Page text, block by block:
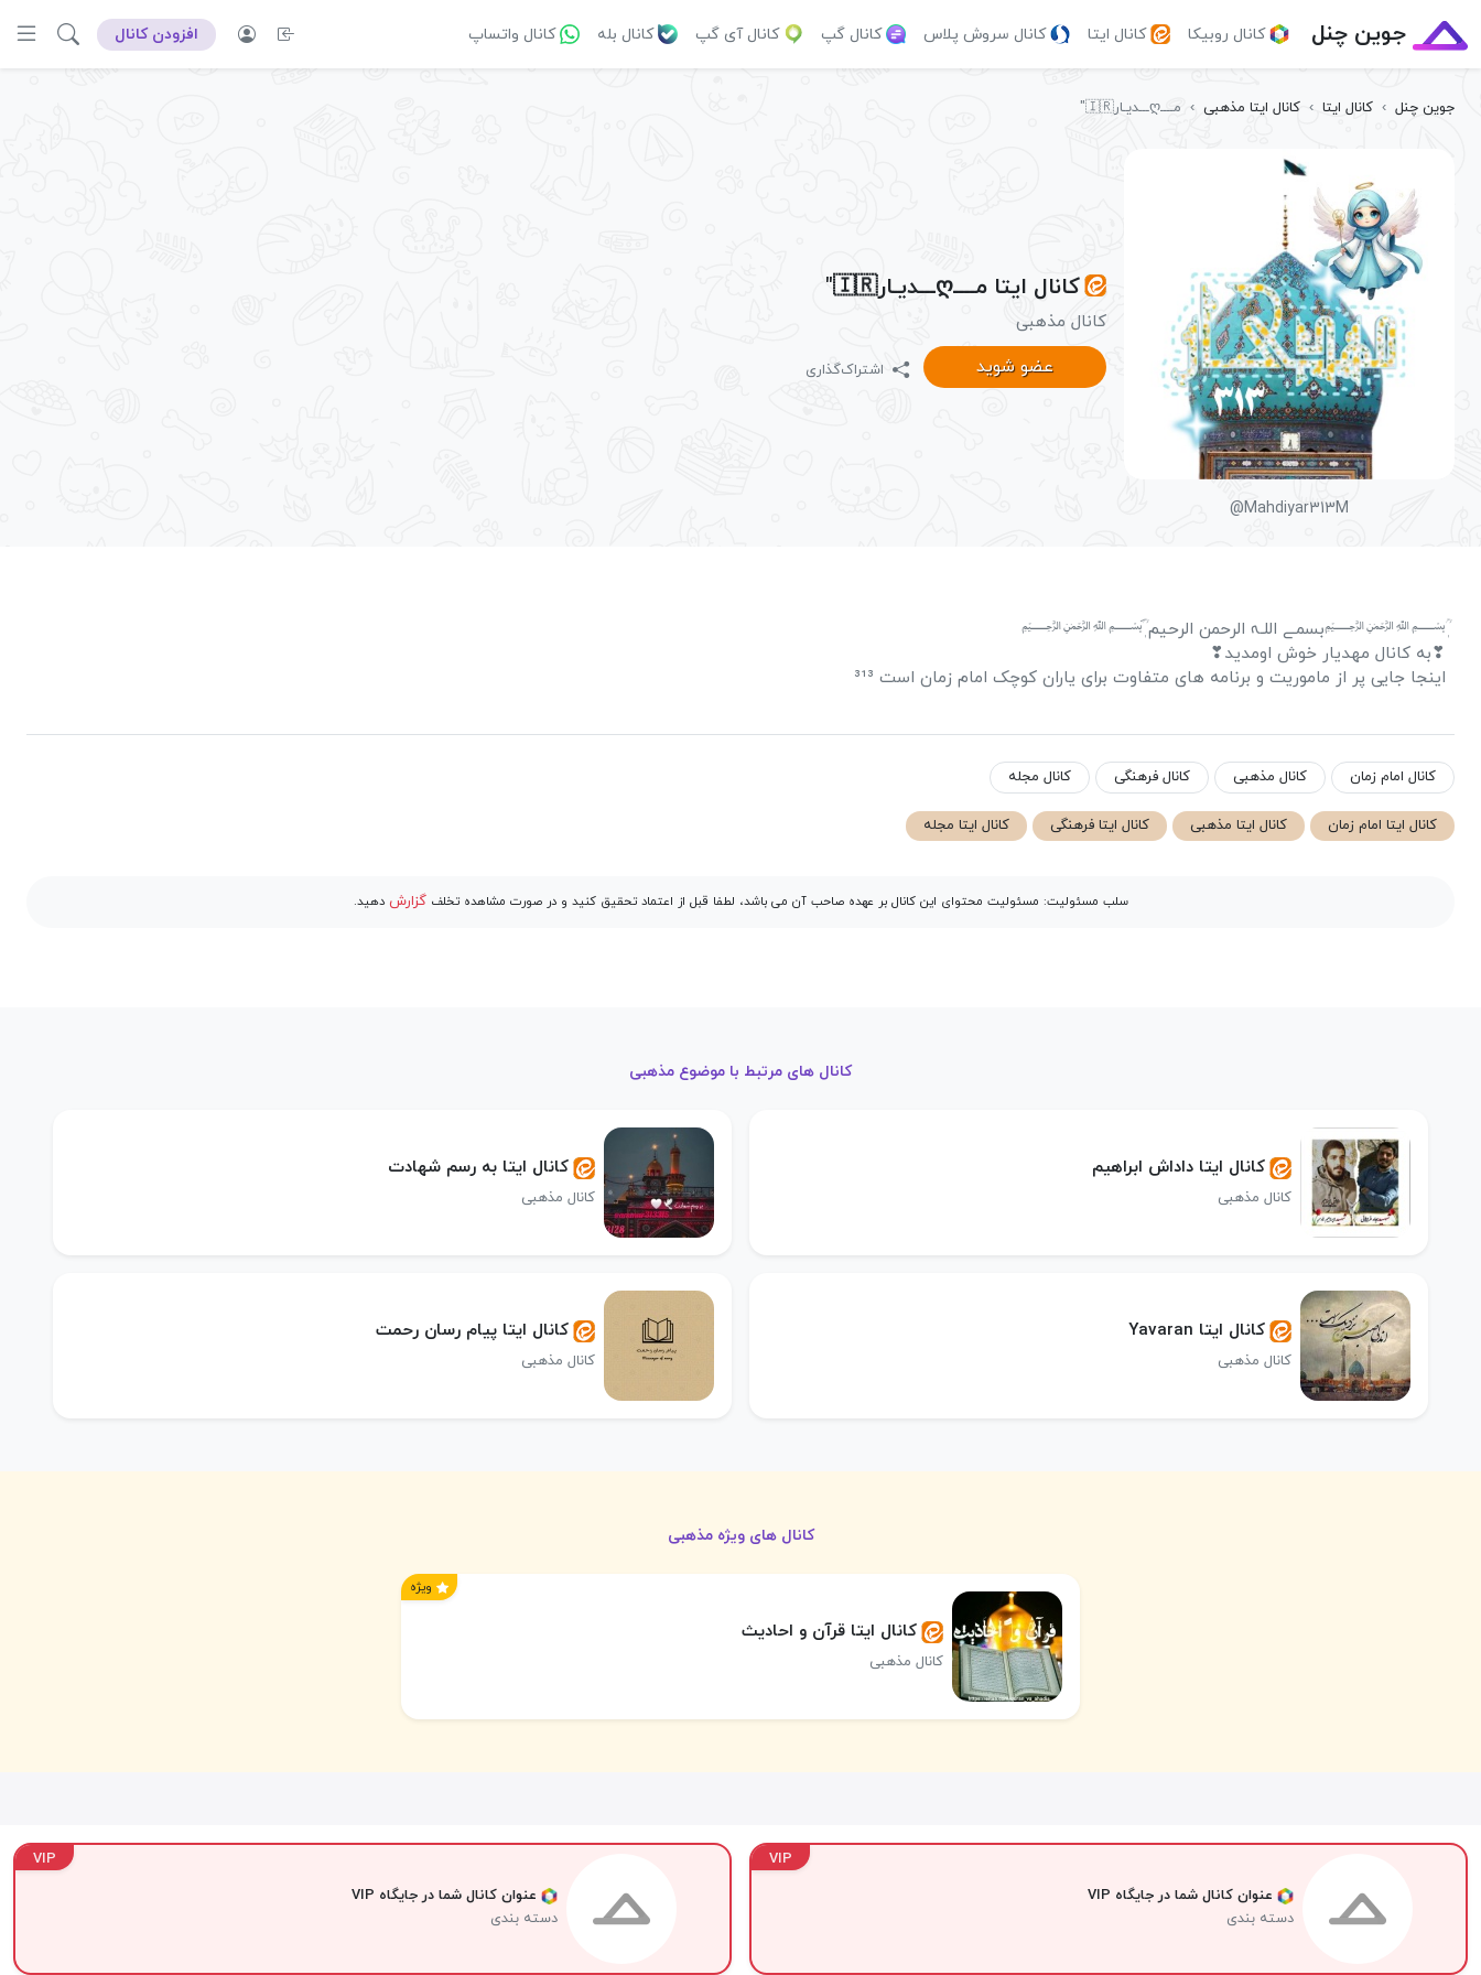
جوین چنل کانال روبیکا کانال ایتا کانال سروش پلاس کانال گپ کانال آی گپ کانال بله کانال واتساپ افزودن کانال
جوین چنل › کانال ایتا › کانال ایتا مذهبی › مــــღـــدیـار🇮🇷"
@Mahdiyar313M
کانال ایتا مــــღـــدیـار🇮🇷"
کانال مذهبی
عضو شوید
اشتراک‌گذاری
ٖؒ﷽‌بسمـے اللـہ الرحمن الرحیم َ‌ٖؒ﷽
❣به کانال مهدیار خوش اومدید❣
اینجا جایی پر از ماموریت و برنامه های متفاوت برای یاران کوچک امام زمان است ³¹³
کانال امام زمان کانال مذهبی کانال فرهنگی کانال مجله
کانال ایتا امام زمان کانال ایتا مذهبی کانال ایتا فرهنگی کانال ایتا مجله
سلب مسئولیت: مسئولیت محتوای این کانال بر عهده صاحب آن می باشد، لطفا قبل از اعتماد تحقیق کنید و در صورت مشاهده تخلفگزارش دهید.
کانال های مرتبط با موضوع مذهبی
کانال ایتا داداش ابراهیم
کانال مذهبی
کانال ایتا به رسم شهادت
کانال مذهبی
کانال ایتا Yavaran
کانال مذهبی
کانال ایتا پیام رسان رحمت
کانال مذهبی
کانال های ویژه مذهبی
ویژه
کانال ایتا قرآن و احادیث
کانال مذهبی
VIP
عنوان کانال شما در جایگاه VIP
دسته بندی
VIP
عنوان کانال شما در جایگاه VIP
دسته بندی